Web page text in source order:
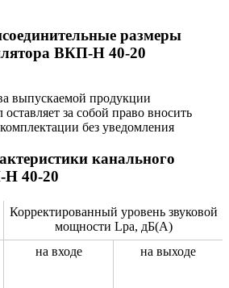
размеры
ВКП-Н 40-20
выпускаемой продукции
за собой право вносить
без уведомления
канального
Н 40-20
Корректированный уровень звуковой
мощности Lpa, дБ(А)
на входе на выходе